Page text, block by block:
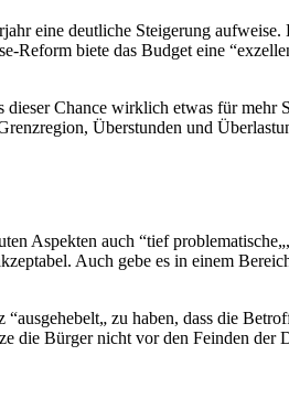
eine deutliche Steigerung
Reform biete das Budget eine
dieserChance wirklich etwas für mehr
Überstunden und
Aspekten auch “tief
Auch gebe es in einem
zu haben, dass die
die Bürger nicht vor den Feinden der